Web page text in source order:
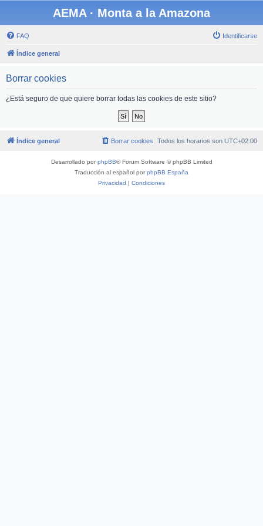
AEMA · Monta a la Amazona
FAQ Identificarse
Índice general
Borrar cookies
¿Está seguro de que quiere borrar todas las cookies de este sitio?
Índice general Todos los horarios son UTC+02:00
Borrar cookies
Desarrollado porphpBB® Forum Software © phpBB Limited
Traducción al español porphpBB España
Privacidad | Condiciones